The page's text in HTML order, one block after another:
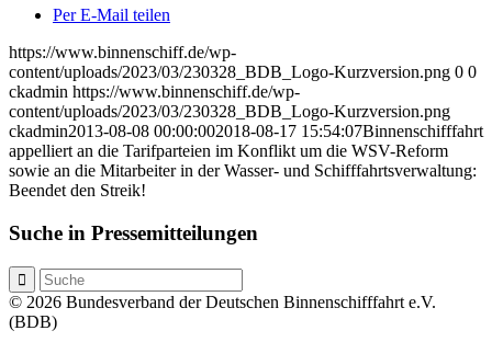
Per E-Mail teilen
https://www.binnenschiff.de/wp-
content/uploads/2023/03/230328_BDB_Logo-Kurzversion.png 0 0
ckadmin https://www.binnenschiff.de/wp-
content/uploads/2023/03/230328_BDB_Logo-Kurzversion.png
ckadmin2013-08-08 00:00:002018-08-17 15:54:07Binnenschifffahrt
appelliert an die Tarifparteien im Konflikt um die WSV-Reform
sowie an die Mitarbeiter in der Wasser- und Schifffahrtsverwaltung:
Beendet den Streik!
Suche in Pressemitteilungen
© 2026 Bundesverband der Deutschen Binnenschifffahrt e.V.
(BDB)